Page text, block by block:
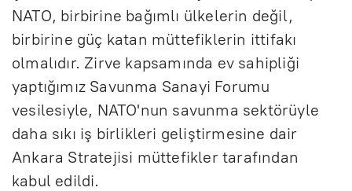
NATO, birbirine bağımlı ülkelerin değil,
birbirine güç katan müttefiklerin ittifakı
olmalıdır. Zirve kapsamında ev sahipliği
yaptığımız Savunma Sanayi Forumu
vesilesiyle, NATO'nun savunma sektörüyle
daha sıkı iş birlikleri geliştirmesine dair
Ankara Stratejisi müttefikler tarafından
kabul edildi.